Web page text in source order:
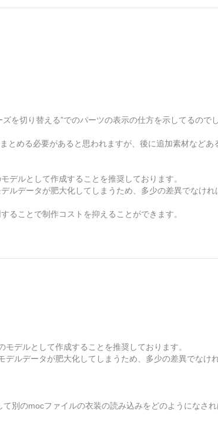
を切り替える”でのパーツの表示の仕方を示してるので
とめる必要があると思われますが、後に追加素材などあ
デルとして作成することを推奨しております。
ルデータが肥大化してしまうため、多少の差異でなけれ
ることで制作コストを抑えることができます。
デルとして作成することを推奨しております。
ルデータが肥大化してしまうため、多少の差異でなけ
別のmocファイルの衣装の読み込みをどのようになさ